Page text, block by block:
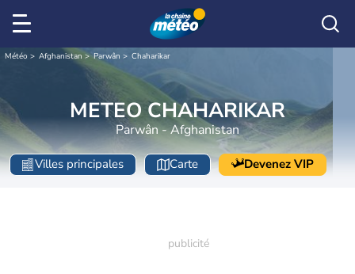
Météo Afghanistan Parwân Chaharikar
METEO CHAHARIKAR
Parwân - Afghanistan
Villes principales Carte Devenez VIP